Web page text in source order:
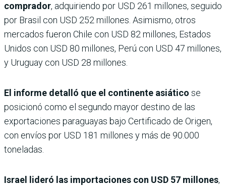
comprador, adquiriendo por USD 261 millones, seguido
por Brasil con USD 252 millones. Asimismo, otros
mercados fueron Chile con USD 82 millones, Estados
Unidos con USD 80 millones, Perú con USD 47 millones,
y Uruguay con USD 28 millones.
El informe detalló que el continente asiático se
posicionó como el segundo mayor destino de las
exportaciones paraguayas bajo Certificado de Origen,
con envíos por USD 181 millones y más de 90.000
toneladas.
Israel lideró las importaciones con USD 57 millones,